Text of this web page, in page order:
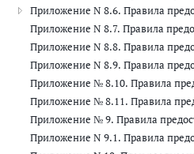
Приложение N 8.6. Правила
Приложение N 8.7. Правила
Приложение N 8.8. Правила
Приложение N 8.9. Правила
Приложение № 8.10. Правила
Приложение № 8.11. Правила
Приложение № 9. Правила
Приложение N 9.1. Правила